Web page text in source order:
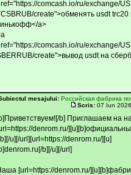
comcash.io/ru/exchange/
create">обменять usdt trc20
a>
comcash.io/ru/exchange/
create">вывод usdt на
mesajului: Российская фабрика
Scris: 07 Iun
b] Приглашаем на
denrom.ru/
b][/u][/url][url=https://denrom.ru/][u]
b][/u][/url]
[url=https://denrom.ru/